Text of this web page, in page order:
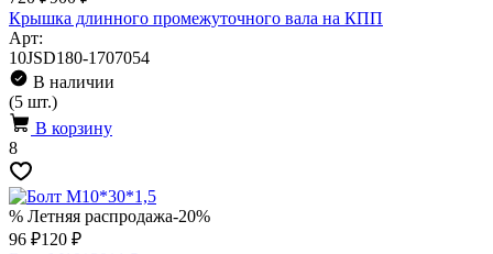
Крышка длинного промежуточного вала на КПП
Арт:
10JSD180-1707054
В наличии
(5 шт.)
В корзину
8
% Летняя распродажа-20%
96 ₽120 ₽